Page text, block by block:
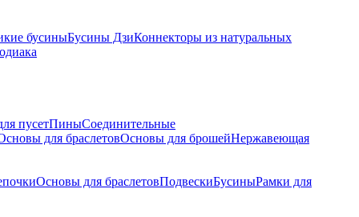
бусиныБусины ДзиКоннекторы из натуральных
пусетПиныСоединительные
для браслетовОсновы для брошейНержавеющая
Основы для браслетовПодвескиБусиныРамки для